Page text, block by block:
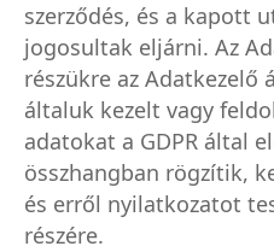
szerződés, és a kapott
jogosultak eljárni. Az
részükre az
általuk kezelt vagy
adatokat a GDPR által
összhangban rögzítik,
és erről nyilatkozatot
részére.